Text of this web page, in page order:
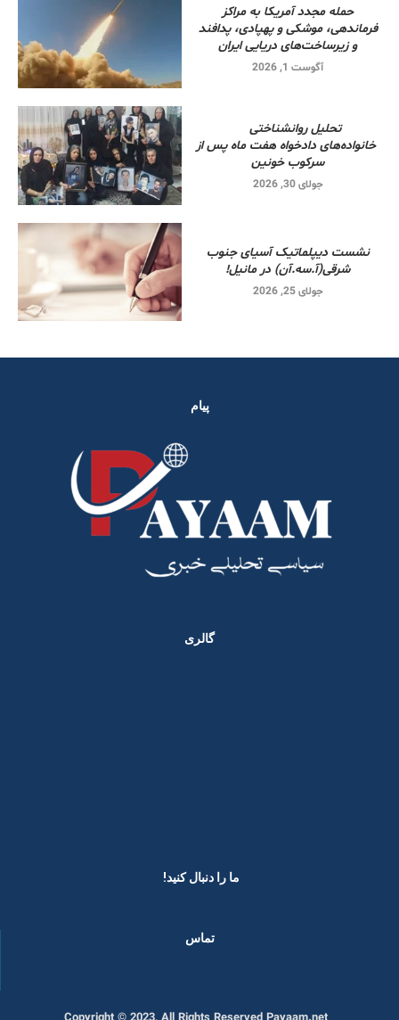
حمله مجدد آمریکا به مراکز
فرماندهی، موشکی و پهپادی، پدافند
و زیرساخت‌های دریایی ایران
آگوست 1, 2026
تحلیل روانشناختی
خانواده‌های دادخواه هفت ماه پس از
سرکوب خونین
جولای 30, 2026
نشست دیپلماتیک آسیای جنوب
شرقی‌(آ.سه.آن) در مانیل!
جولای 25, 2026
پیام
گالری
ما را دنبال کنید! ​
تماس